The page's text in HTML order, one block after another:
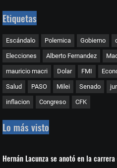
Etiquetas
Escándalo Polemica Gobierno
Elecciones Alberto Fernandez
mauricio macri Dolar FMI
Salud PASO Milei Senado
inflacion Congreso CFK
Lo más visto
Hernán Lacunza se anotó en la